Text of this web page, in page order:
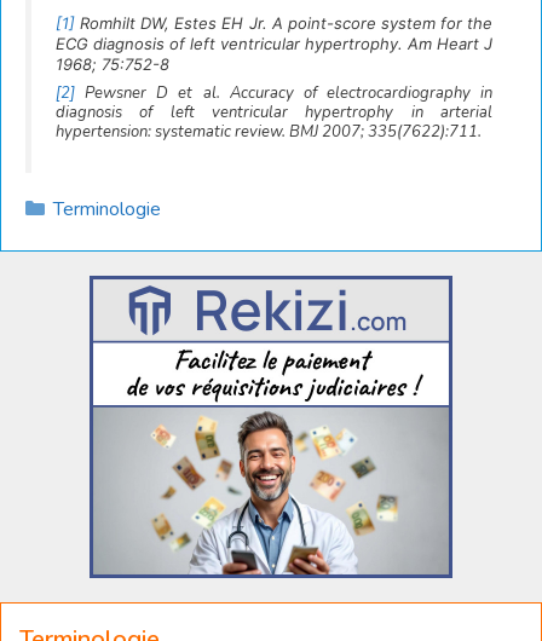
[1] Romhilt DW, Estes EH Jr. A point-score system for the
ECG diagnosis of left ventricular hypertrophy. Am Heart J
1968; 75:752-8
[2] Pewsner D et al. Accuracy of electrocardiography in
diagnosis of left ventricular hypertrophy in arterial
hypertension: systematic review. BMJ 2007; 335(7622):711.
Catégories
Terminologie